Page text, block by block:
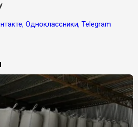
Одноклассники, Telegram